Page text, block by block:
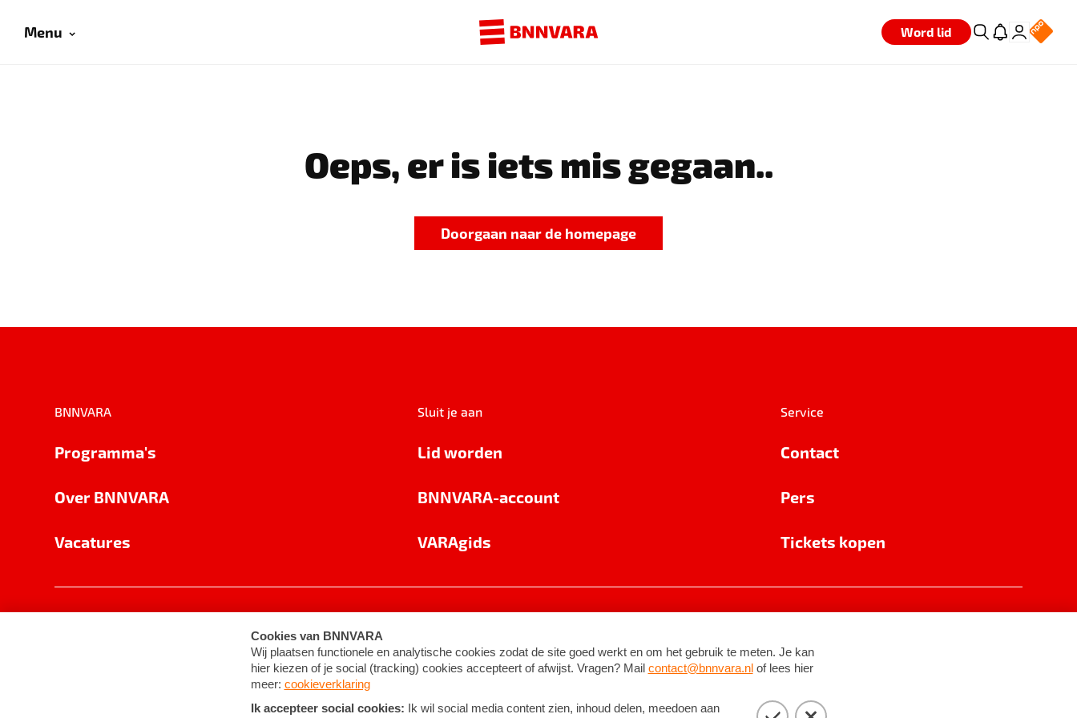
Menu Word lid
Oeps, er is iets mis gegaan..
Doorgaan naar de homepage
BNNVARA
Programma's
Over BNNVARA
Vacatures
Sluit je aan
Lid worden
BNNVARA-account
VARAgids
Service
Contact
Pers
Tickets kopen
Cookie-instellingen Algemene voorwaarden ©2026BNNVARA